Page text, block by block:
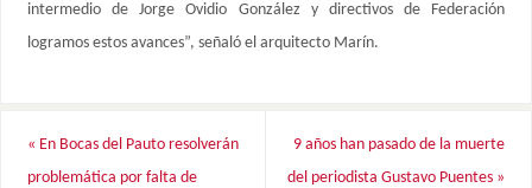
intermedio de Jorge Ovidio González y directivos de Federación
logramos estos avances”, señaló el arquitecto Marín.
« En Bocas del Pauto resolverán
problemática por falta de
9 años han pasado de la muerte
del periodista Gustavo Puentes »